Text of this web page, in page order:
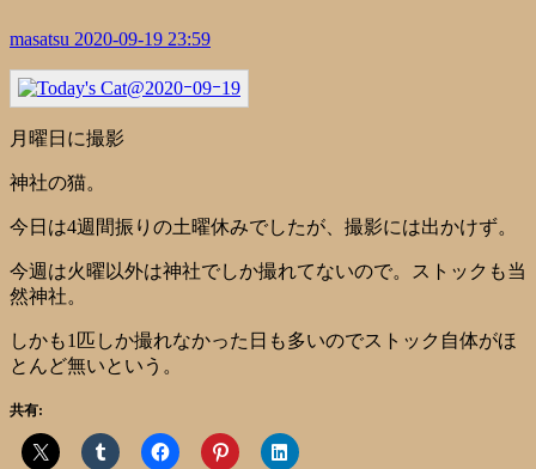
masatsu 2020-09-19 23:59
月曜日に撮影
神社の猫。
今日は4週間振りの土曜休みでしたが、撮影には出かけず。
今週は火曜以外は神社でしか撮れてないので。ストックも当
然神社。
しかも1匹しか撮れなかった日も多いのでストック自体がほ
とんど無いという。
共有: